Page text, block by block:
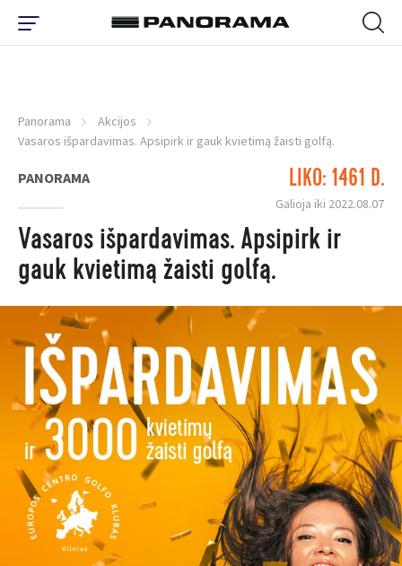
Panorama
Akcijos
Vasaros išpardavimas. Apsipirk ir gauk kvietimą žaisti golfą.
PANORAMA LIKO: 1461 D.
Galioja iki 2022.08.07
Vasaros išpardavimas. Apsipirk ir
gauk kvietimą žaisti golfą.